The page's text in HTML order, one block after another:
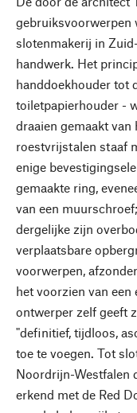
gebruiksvoorwerpen
slotenmakerij in
handwerk. Het
handdoekhouder tot
toiletpapierhouder -
draaien gemaakt van
roestvrijstalen staaf
enige
gemaakte ring,
van een
dergelijke zijn
verplaatsbare
voorwerpen,
het voorzien van een
ontwerper zelf geeft
"definitief, tijdloos,
toe te voegen. Tot
Noordrijn-Westfalen
erkend met de Red